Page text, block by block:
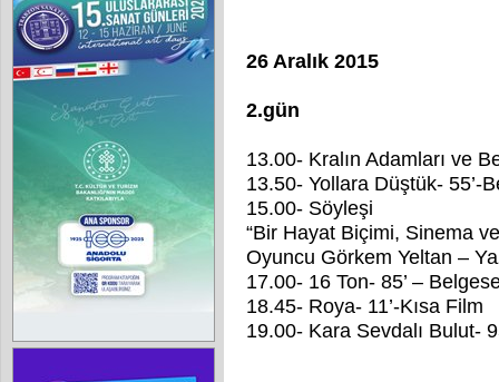
26 Aralık 2015
2.gün
13.00- Kralın Adamları ve
13.50- Yollara Düştük- 55’-
15.00- Söyleşi
“Bir Hayat Biçimi, Sinema
Oyuncu Görkem Yeltan –
17.00- 16 Ton- 85’ –
18.45- Roya- 11’-Kısa Film
19.00- Kara Sevdalı Bulut-